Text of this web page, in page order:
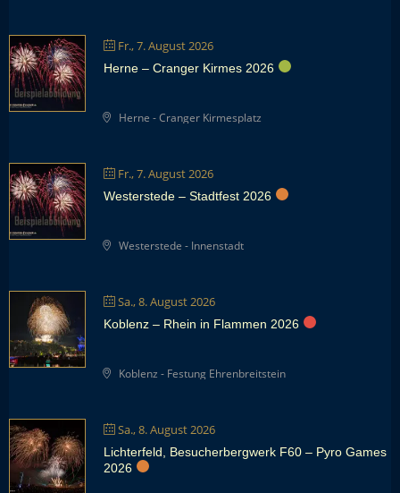
Fr., 7. August 2026
Herne – Cranger Kirmes 2026
Herne - Cranger Kirmesplatz
Fr., 7. August 2026
Westerstede – Stadtfest 2026
Westerstede - Innenstadt
Sa., 8. August 2026
Koblenz – Rhein in Flammen 2026
Koblenz - Festung Ehrenbreitstein
Sa., 8. August 2026
Lichterfeld, Besucherbergwerk F60 – Pyro Games
2026